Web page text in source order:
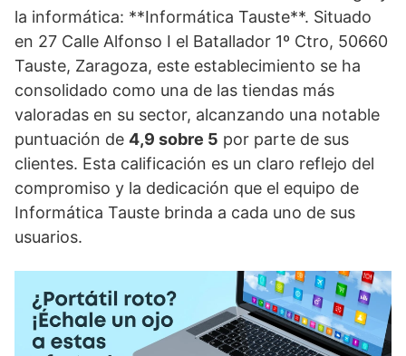
la informática: **Informática Tauste**. Situado
en 27 Calle Alfonso I el Batallador 1º Ctro, 50660
Tauste, Zaragoza, este establecimiento se ha
consolidado como una de las tiendas más
valoradas en su sector, alcanzando una notable
puntuación de 4,9 sobre 5 por parte de sus
clientes. Esta calificación es un claro reflejo del
compromiso y la dedicación que el equipo de
Informática Tauste brinda a cada uno de sus
usuarios.